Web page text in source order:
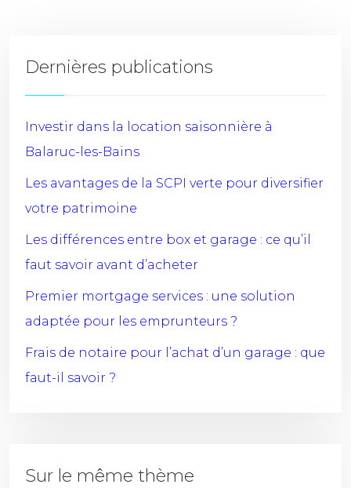
Dernières publications
Investir dans la location saisonnière à
Balaruc-les-Bains
Les avantages de la SCPI verte pour diversifier
votre patrimoine
Les différences entre box et garage : ce qu’il
faut savoir avant d’acheter
Premier mortgage services : une solution
adaptée pour les emprunteurs ?
Frais de notaire pour l’achat d’un garage : que
faut-il savoir ?
Sur le même thème